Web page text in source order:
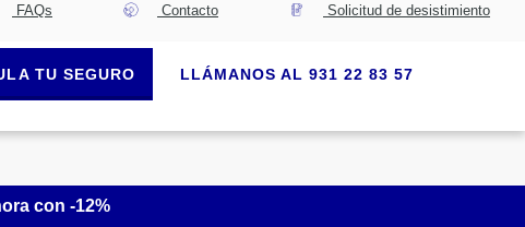
FAQs Contacto Solicitud de desistimiento
TU SEGURO LLÁMANOS AL 931 22 83 57
con -12%